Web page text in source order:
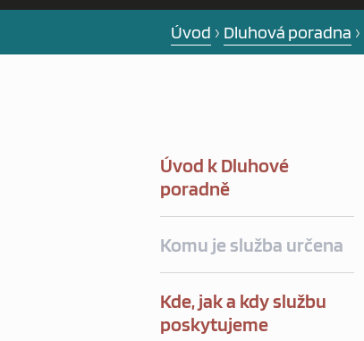
Úvod › Dluhová poradna ›
Úvod k Dluhové
poradně
Komu je služba určena
Kde, jak a kdy službu
poskytujeme